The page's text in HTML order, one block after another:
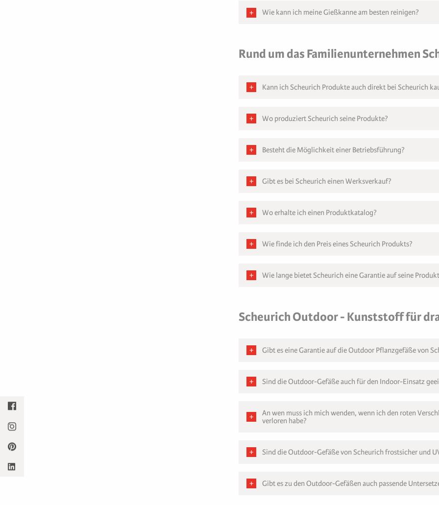
Wie kann ich meine Gießkanne am besten reinigen?
Rund um das Familienunternehmen
Kann ich Scheurich Produkte auch direkt bei Scheurich
Wo produziert Scheurich seine Produkte?
Besteht die Möglichkeit einer Betriebsführung?
Gibt es bei Scheurich einen Werksverkauf?
Wo erhalte ich einen Produktkatalog?
Wie finde ich den Preis eines Scheurich Produkts?
Wie lange bietet Scheurich eine Garantie auf seine
Scheurich Outdoor - Kunststoff für
Gibt es eine Garantie auf die Outdoor Pflanzgefäße von
Sind die Outdoor-Gefäße auch für den Indoor-Einsatz
An wen muss ich mich wenden, wenn ich den roten
verloren habe?
Sind die Outdoor-Gefäße von Scheurich frostsicher und
Gibt es zu den Outdoor-Gefäßen auch passende